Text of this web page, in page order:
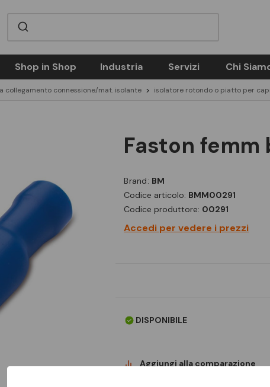
Shop in Shop Industria Servizi Chi
collegamento connessione/mat. isolante isolatore rotondo o piatto per
faston
Brand: BM
Codice articolo: BMM00291
Codice produttore: 00291
Accedi per vedere i prezzi
DISPONIBILE
Aggiungi alla comparazione